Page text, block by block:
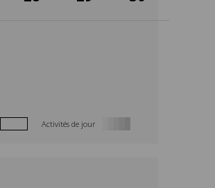
Activités de jour